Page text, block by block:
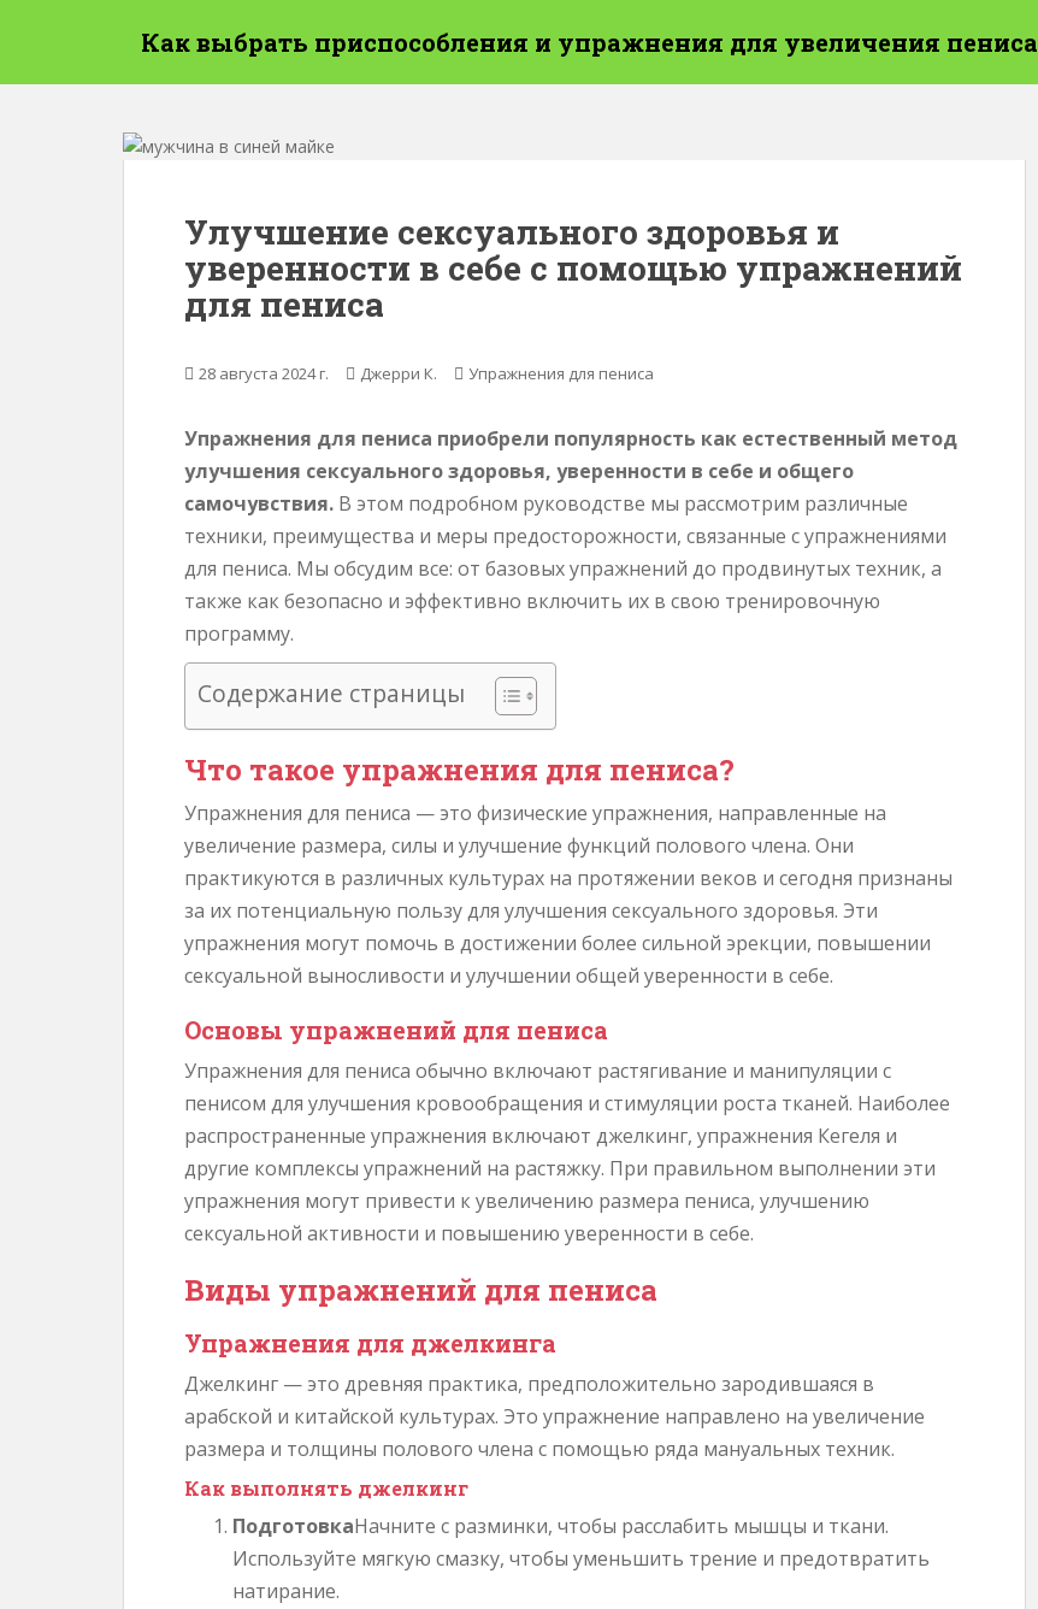
Как выбрать приспособления и упражнения для увеличения пениса
Улучшение сексуального здоровья и
уверенности в себе с помощью упражнений
для пениса
28 августа 2024 г. Джерри К. Упражнения для пениса
Упражнения для пениса приобрели популярность как естественный метод
улучшения сексуального здоровья, уверенности в себе и общего
самочувствия. В этом подробном руководстве мы рассмотрим различные
техники, преимущества и меры предосторожности, связанные с упражнениями
для пениса. Мы обсудим все: от базовых упражнений до продвинутых техник, а
также как безопасно и эффективно включить их в свою тренировочную
программу.
Содержание страницы
Что такое упражнения для пениса?
Упражнения для пениса — это физические упражнения, направленные на
увеличение размера, силы и улучшение функций полового члена. Они
практикуются в различных культурах на протяжении веков и сегодня признаны
за их потенциальную пользу для улучшения сексуального здоровья. Эти
упражнения могут помочь в достижении более сильной эрекции, повышении
сексуальной выносливости и улучшении общей уверенности в себе.
Основы упражнений для пениса
Упражнения для пениса обычно включают растягивание и манипуляции с
пенисом для улучшения кровообращения и стимуляции роста тканей. Наиболее
распространенные упражнения включают джелкинг, упражнения Кегеля и
другие комплексы упражнений на растяжку. При правильном выполнении эти
упражнения могут привести к увеличению размера пениса, улучшению
сексуальной активности и повышению уверенности в себе.
Виды упражнений для пениса
Упражнения для джелкинга
Джелкинг — это древняя практика, предположительно зародившаяся в
арабской и китайской культурах. Это упражнение направлено на увеличение
размера и толщины полового члена с помощью ряда мануальных техник.
Как выполнять джелкинг
ПодготовкаНачните с разминки, чтобы расслабить мышцы и ткани.
Используйте мягкую смазку, чтобы уменьшить трение и предотвратить
натирание.